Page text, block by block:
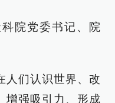
院党委书记、院
人们认识世界、改
增强吸引力、形成